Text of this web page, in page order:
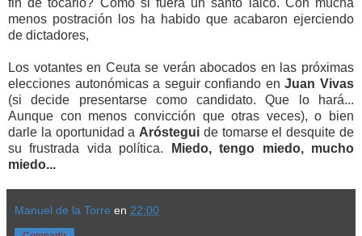
fin de tocarlo? Como si fuera un santo laico. Con mucha
menos postración los ha habido que acabaron ejerciendo
de dictadores,
Los votantes en Ceuta se verán abocados en las próximas
elecciones autonómicas a seguir confiando enJuan Vivas
(si decide presentarse como candidato. Que lo hará...
Aunque con menos convicción que otras veces), o bien
darle la oportunidad a Aróstegui de tomarse el desquite de
su frustrada vida política.
Miedo, tengo miedo, mucho
miedo...
Manuel de la Torre en 22:00